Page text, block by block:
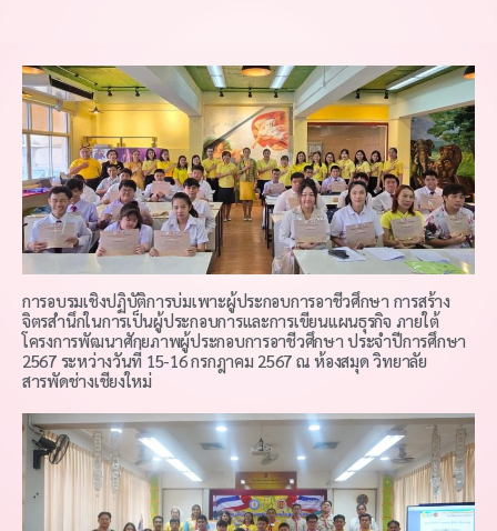
การอบรมเชิงปฏิบัติการบ่มเพาะผู้ประกอบการอาชีวศึกษา การสร้าง
จิตรสำนึกในการเป็นผู้ประกอบการและการเขียนแผนธุรกิจ ภายใต้
โครงการพัฒนาศักยภาพผู้ประกอบการอาชีวศึกษา ประจำปีการศึกษา
2567 ระหว่างวันที่ 15-16 กรกฎาคม 2567 ณ ห้องสมุด วิทยาลัย
สารพัดช่างเชียงใหม่